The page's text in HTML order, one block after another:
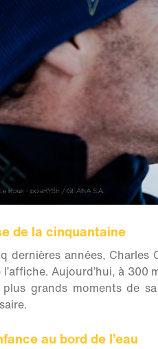
de la cinquantaine
dernières années, Charles
Aujourd’hui, à 300
grands moments de
au bord de l’eau